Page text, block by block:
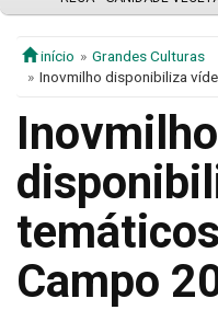
início
Grandes Culturas
Inovmilho disponibiliza
Inovmilho
Campo